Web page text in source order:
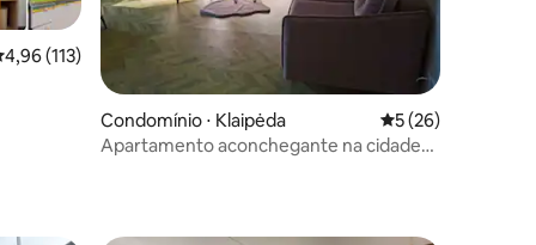
de uma avaliação média de 5, 113 avaliações
4,96 (113)
Condomínio ⋅ Klaipėda 5 de uma
5 (26)
Apartamento aconchegante na cidade